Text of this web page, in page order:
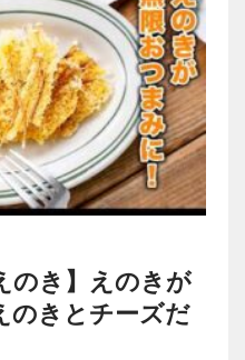
のき】えのきが
のきとチーズだ